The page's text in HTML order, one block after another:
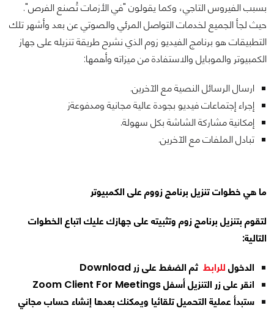
بسبب الفيروس التاجي، وكما يقولون "في الأزمات تُصنع الفرص".
حيث لجأ الجميع لخدمات التواصل المرئي والصوتي عن بعد وأشهر تلك
التطبيقات هو برنامج الفيديو زوم الذي نشرح طريقة تنزيله على جهاز
الكمبيوتر والموبايل والاستفادة من ميزاته وأهمها:
ارسال الرسائل النصية مع الآخرين.
إجراء إجتماعات فيديو بجودة عالية مجانية ومدفوعةز
إمكانية مشاركة الشاشة بكل سهولة.
تبادل الملفات مع الآخرين.
ما هي خطوات تنزيل برنامج زووم على الكمبيوتر
لتقوم بتنزيل برنامج زوم وتثبيته على جهازك عليك اتباع الخطوات
التالية:
الدخول للرابط ثم الضغط على زر Download
انقر على زر التنزيل أسفل Zoom Client For Meetings
ستبدأ عملية التحميل تلقائيا ويمكنك بعدها إنشاء حساب مجاني